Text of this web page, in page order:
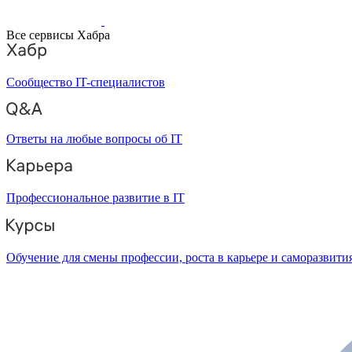
Все сервисы Хабра
Сообщество IT-специалистов
Ответы на любые вопросы об IT
Профессиональное развитие в IT
Обучение для смены профессии, роста в карьере и